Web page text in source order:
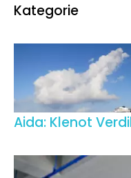
Kategorie
Aida: Klenot